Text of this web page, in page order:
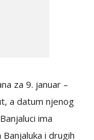
za 9. januar –
a datum njenog
ima
i drugih